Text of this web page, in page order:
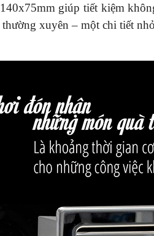
giúp tiết kiệm
xuyên – một chi tiết